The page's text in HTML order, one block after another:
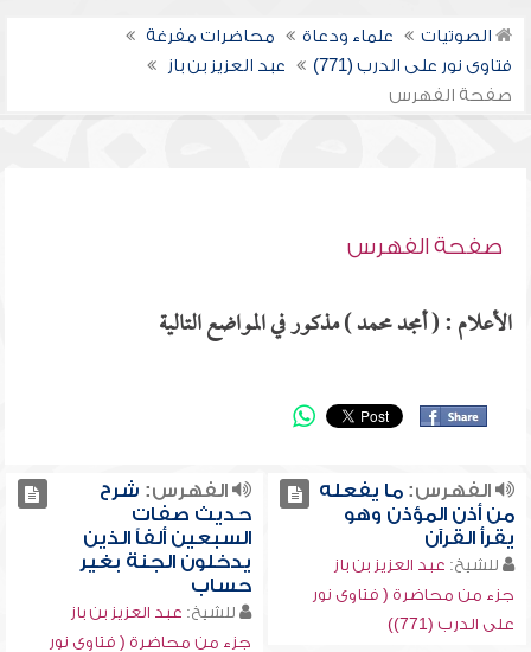
الصوتيات علماء ودعاة
محاضرات مفرغة
فتاوى نور على الدرب (771)
عبد العزيز بن باز
صفحة الفهرس
صفحة الفهرس
الأعلام : ( أمجد محمد ) مذكور في المواضع التالية
الفهرس:ما يفعله
من أذن المؤذن وهو
يقرأ القرآن
للشيخ: عبد العزيز بن باز
جزء من محاضرة ( فتاوى نور
على الدرب (771))
الفهرس: شرح
حديث صفات
السبعين ألفاً الذين
يدخلون الجنة بغير
حساب
للشيخ: عبد العزيز بن باز
جزء من محاضرة ( فتاوى نور